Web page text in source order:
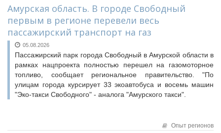
Мнение специалиста
Конкурсы Совета
Семинары Совета
Издания Совета
Вопрос-ответ
ВАРМСУ
Новости ВАРМСУ
Амурская область. В городе Свободный
первым в регионе перевели весь
пассажирский транспорт на газ
05.08.2026
Пассажирский парк города Свободный в Амурской области в
рамках нацпроекта полностью перешел на газомоторное
топливо, сообщает региональное правительство. "По
улицам города курсирует 33 экоавтобуса и восемь машин
"Эко-такси Свободного" - аналога "Амурского такси".
Опыт регионов